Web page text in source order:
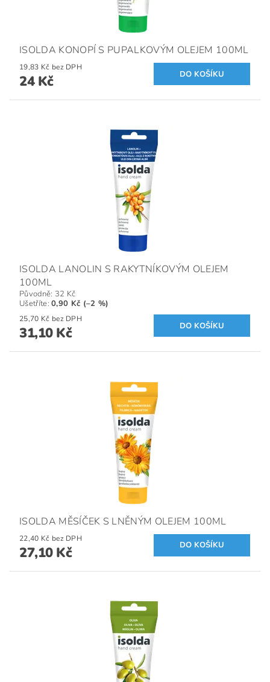
ISOLDA KONOPÍ S PUPALKOVÝM OLEJEM 100ML
19,83 Kč bez DPH
24 Kč
ISOLDA LANOLIN S RAKYTNÍKOVÝM OLEJEM
100ML
Původně: 32 Kč
Ušetříte:0,90 Kč (–2 %)
25,70 Kč bez DPH
31,10 Kč
ISOLDA MĚSÍČEK S LNĚNÝM OLEJEM 100ML
22,40 Kč bez DPH
27,10 Kč